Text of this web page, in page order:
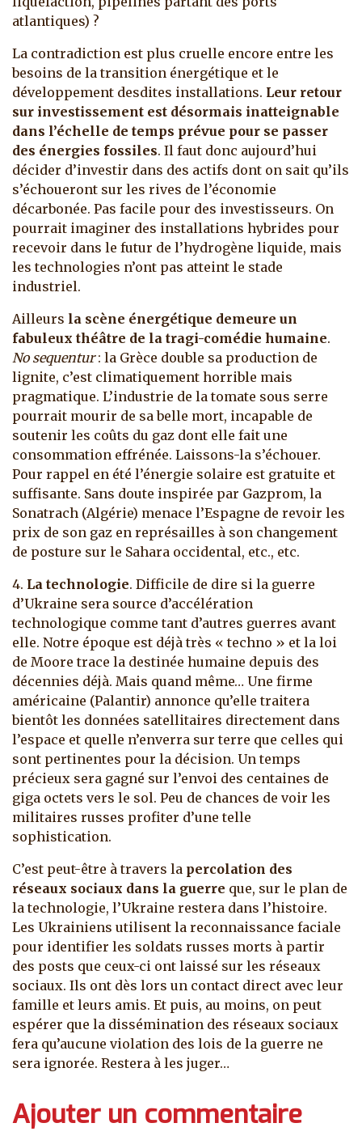
atlantiques) ?
La contradiction est plus cruelle encore entre les
besoins de la transition énergétique et le
développement desdites installations. Leur retour
sur investissement est désormais inatteignable
dans l’échelle de temps prévue pour se passer
des énergies fossiles. Il faut donc aujourd’hui
décider d’investir dans des actifs dont on sait qu’ils
s’échoueront sur les rives de l’économie
décarbonée. Pas facile pour des investisseurs. On
pourrait imaginer des installations hybrides pour
recevoir dans le futur de l’hydrogène liquide, mais
les technologies n’ont pas atteint le stade
industriel.
Ailleurs la scène énergétique demeure un
fabuleux théâtre de la tragi-comédie humaine.
No sequentur: la Grèce double sa production de
lignite, c’est climatiquement horrible mais
pragmatique. L’industrie de la tomate sous serre
pourrait mourir de sa belle mort, incapable de
soutenir les coûts du gaz dont elle fait une
consommation effrénée. Laissons-la s’échouer.
Pour rappel en été l’énergie solaire est gratuite et
suffisante. Sans doute inspirée par Gazprom, la
Sonatrach (Algérie) menace l’Espagne de revoir les
prix de son gaz en représailles à son changement
de posture sur le Sahara occidental, etc., etc.
4. La technologie. Difficile de dire si la guerre
d’Ukraine sera source d’accélération
technologique comme tant d’autres guerres avant
elle. Notre époque est déjà très « techno » et la loi
de Moore trace la destinée humaine depuis des
décennies déjà. Mais quand même… Une firme
américaine (Palantir) annonce qu’elle traitera
bientôt les données satellitaires directement dans
l’espace et quelle n’enverra sur terre que celles qui
sont pertinentes pour la décision. Un temps
précieux sera gagné sur l’envoi des centaines de
giga octets vers le sol. Peu de chances de voir les
militaires russes profiter d’une telle
sophistication.
C’est peut-être à travers la percolation des
réseaux sociaux dans la guerre que, sur le plan de
la technologie, l’Ukraine restera dans l’histoire.
Les Ukrainiens utilisent la reconnaissance faciale
pour identifier les soldats russes morts à partir
des posts que ceux-ci ont laissé sur les réseaux
sociaux. Ils ont dès lors un contact direct avec leur
famille et leurs amis. Et puis, au moins, on peut
espérer que la dissémination des réseaux sociaux
fera qu’aucune violation des lois de la guerre ne
sera ignorée. Restera à les juger…
Ajouter un commentaire